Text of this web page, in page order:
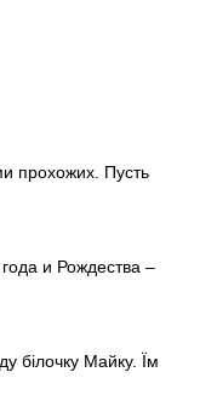
прохожих. Пусть
и Рождества –
білочку Майку. Їм